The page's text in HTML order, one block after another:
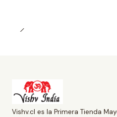
Vishv.cl es la Primera Tienda